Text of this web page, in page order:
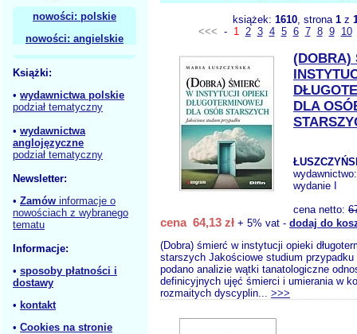
nowości: polskie
nowości: angielskie
Książki:
• wydawnictwa polskie
podział tematyczny
• wydawnictwa
anglojęzyczne
podział tematyczny
Newsletter:
• Zamów informacje o
nowościach z wybranego
tematu
Informacje:
• sposoby płatności i
dostawy
• kontakt
• Cookies na stronie
książek: 1610, strona 1z
<<< - 1 2 3 4 5 6 7 8 9 10
(DOBRA)
DLA
wydanie I
cena netto:
cena 64,13 zł + 5% vat - dodaj do
(Dobra) śmierć w instytucji opieki
starszych Jakościowe studium przypadku
podano analizie wątki tanatologiczne
definicyjnych ujęć śmierci i umierania w
rozmaitych dyscyplin... >>>